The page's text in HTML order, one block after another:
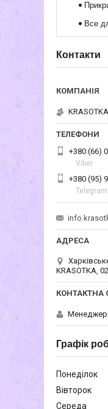
Все
Контакти
+380 (66)
Viber
+380 (95)
Telegram
KRASOTKA,
Менеджер
Графік
Понеділок
Вівторок
Середа